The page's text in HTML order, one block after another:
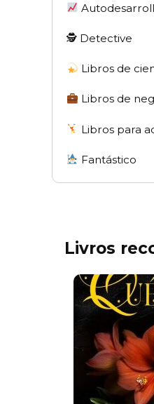
🕵 Detective
Libros de
Libros de
Libros para
Fantástico
Livros